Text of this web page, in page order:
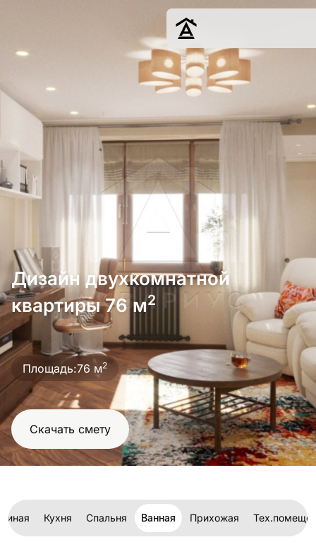
Дизайн
Ремонт
Цены
Наши работы
Контакты
г. Москва
8 (495) 109-
Обсудить
Дизайн двухкомнатной
квартиры 76 м2
Площадь:76 м2
Скачать смету
Кухня Спальня Ванная Прихожая